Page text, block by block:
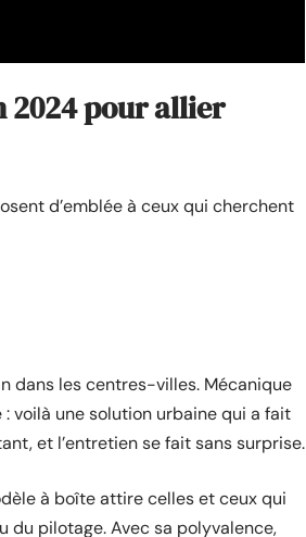
2024 pour allier
d’emblée à ceux qui cherchent
dans les centres-villes. Mécanique
voilà une solution urbaine qui a fait
et l’entretien se fait sans surprise.
à boîte attire celles et ceux qui
du pilotage. Avec sa polyvalence,